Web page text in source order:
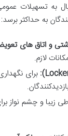
به تسهیلات
به حداکثر برسد:
و اتاق های
لازم.
برای
زیبا و چشم نواز